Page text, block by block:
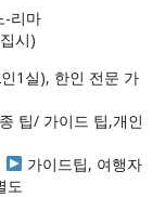
-리마
시)
1실), 한인 전문 가
팁/ 가이드 팁,개인
가이드팁, 여행자
도